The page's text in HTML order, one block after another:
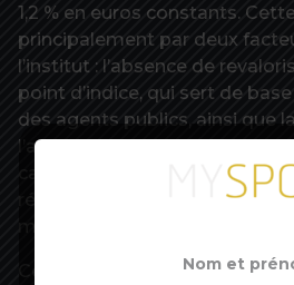
1,2 % en euros constants.
principalement par deux
l’institut : l’absence de
point d’indice, qui sert de
des agents publics, ainsi que
l’application de l’accord de
carrières PPCR cette année-là.
rétablissement du jour de
Cette baisse est en